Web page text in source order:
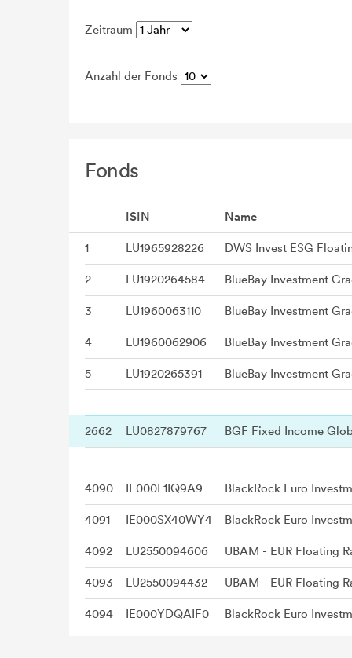
Zeitraum
Anzahl der Fonds
Fonds
ISIN Name
1 LU1965928226 DWS Invest ESG
2 LU1920264584
3 LU1960063110
4 LU1960062906
5 LU1920265391
2662 LU0827879767
4090 IE000L1IQ9A9
4091 IE000SX40WY4
4092 LU2550094606 UBAM - EUR Floating
4093 LU2550094432 UBAM - EUR Floating
4094 IE000YDQAIF0